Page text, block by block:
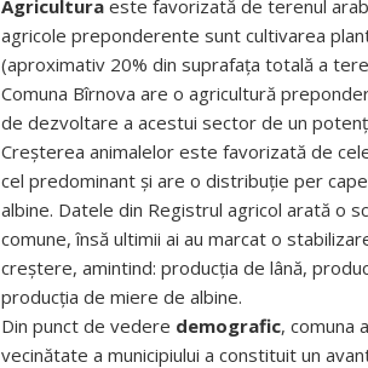
Agricultura este favorizată de terenul
agricole preponderente sunt cultivarea
(aproximativ 20% din suprafața totală a
Comuna Bîrnova are o agricultură
de dezvoltare a acestui sector de un
Creșterea animalelor este favorizată de
cel predominant și are o distribuție per
albine. Datele din Registrul agricol arată o
comune, însă ultimii ai au marcat o
creștere, amintind: producția de lână,
producția de miere de albine.
Din punct de vedere demografic, comuna
vecinătate a municipiului a constituit un